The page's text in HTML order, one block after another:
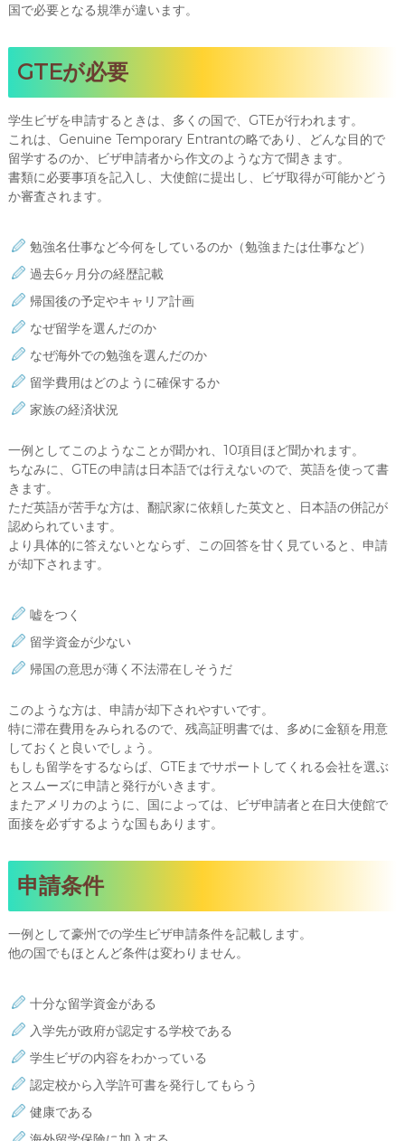
国で必要となる規準が違います。
GTEが必要
学生ビザを申請するときは、多くの国で、GTEが行われます。
これは、Genuine Temporary Entrantの略であり、どんな目的で
留学するのか、ビザ申請者から作文のような方で聞きます。
書類に必要事項を記入し、大使館に提出し、ビザ取得が可能かどう
か審査されます。
勉強名仕事など今何をしているのか（勉強または仕事など）
過去6ヶ月分の経歴記載
帰国後の予定やキャリア計画
なぜ留学を選んだのか
なぜ海外での勉強を選んだのか
留学費用はどのように確保するか
家族の経済状況
一例としてこのようなことが聞かれ、10項目ほど聞かれます。
ちなみに、GTEの申請は日本語では行えないので、英語を使って書
きます。
ただ英語が苦手な方は、翻訳家に依頼した英文と、日本語の併記が
認められています。
より具体的に答えないとならず、この回答を甘く見ていると、申請
が却下されます。
嘘をつく
留学資金が少ない
帰国の意思が薄く不法滞在しそうだ
このような方は、申請が却下されやすいです。
特に滞在費用をみられるので、残高証明書では、多めに金額を用意
しておくと良いでしょう。
もしも留学をするならば、GTEまでサポートしてくれる会社を選ぶ
とスムーズに申請と発行がいきます。
またアメリカのように、国によっては、ビザ申請者と在日大使館で
面接を必ずするような国もあります。
申請条件
一例として豪州での学生ビザ申請条件を記載します。
他の国でもほとんど条件は変わりません。
十分な留学資金がある
入学先が政府が認定する学校である
学生ビザの内容をわかっている
認定校から入学許可書を発行してもらう
健康である